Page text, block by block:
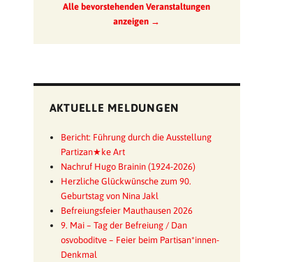
Alle bevorstehenden Veranstaltungen
anzeigen →
AKTUELLE MELDUNGEN
Bericht: Führung durch die Ausstellung
Partizan★ke Art
Nachruf Hugo Brainin (1924-2026)
Herzliche Glückwünsche zum 90.
Geburtstag von Nina Jakl
Befreiungsfeier Mauthausen 2026
9. Mai – Tag der Befreiung / Dan
osvoboditve – Feier beim Partisan*innen-
Denkmal